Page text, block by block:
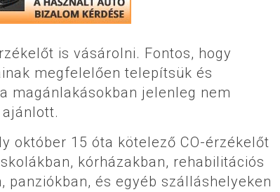
is vásárolni. Fontos, hogy
megfelelően telepítsük és
magánlakásokban jelenleg nem
október 15 óta kötelező CO-érzékelőt
kórházakban, rehabilitációs
panziókban, és egyéb szálláshelyeken